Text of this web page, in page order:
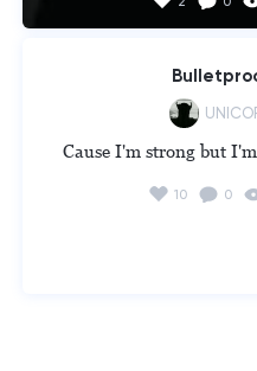
Cause I'm strong but
10 0